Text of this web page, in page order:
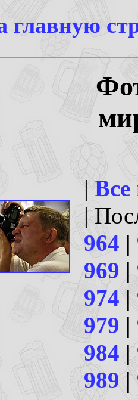
главную
|
|
964 |
969 |
974|
979 |
984 |
989|